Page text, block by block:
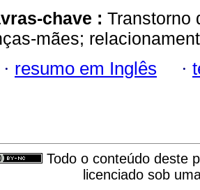
chave : Transtorno
mães;
· resumo em Inglês ·
Todo o conteúdo deste
licenciado sob